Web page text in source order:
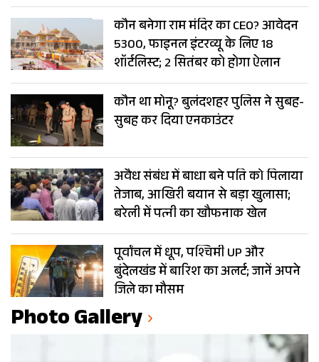
कौन बनेगा राम मंदिर का CEO? आवेदन
5300, फाइनल इंटरव्यू के लिए 18
शॉर्टलिस्ट; 2 सितंबर को होगा ऐलान
कौन था मोनू? बुलंदशहर पुलिस ने सुबह-
सुबह कर दिया एनकाउंटर
अवैध संबंध में बाधा बने पति को पिलाया
तेजाब, आखिरी बयान से बड़ा खुलासा;
बरेली में पत्नी का खौफनाक खेल
पूर्वांचल में धूप, पश्चिमी UP और
बुंदेलखंड में बारिश का अलर्ट; जानें अपने
जिले का मौसम
Photo Gallery